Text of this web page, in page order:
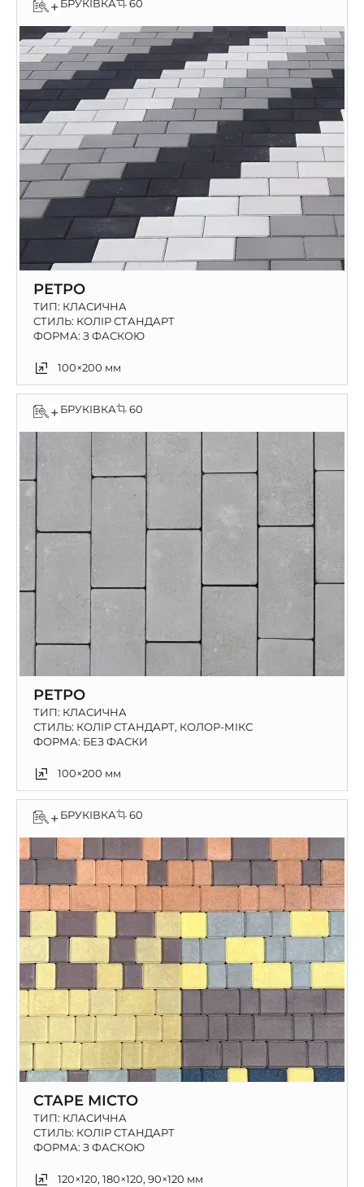
+ БРУКІВКА 60
РЕТРО
ТИП: КЛАСИЧНА
СТИЛЬ: КОЛІР СТАНДАРТ
ФОРМА: З ФАСКОЮ
100×200 мм
+ БРУКІВКА 60
РЕТРО
ТИП: КЛАСИЧНА
СТИЛЬ: КОЛІР СТАНДАРТ, КОЛОР-МІКС
ФОРМА: БЕЗ ФАСКИ
100×200 мм
+ БРУКІВКА 60
СТАРЕ МІСТО
ТИП: КЛАСИЧНА
СТИЛЬ: КОЛІР СТАНДАРТ
ФОРМА: З ФАСКОЮ
120×120, 180×120, 90×120 мм